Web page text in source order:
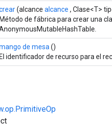
(alcance alcance , Clase<T>
Método de fábrica para crear una
de mesa ()
El identificador de recurso para el